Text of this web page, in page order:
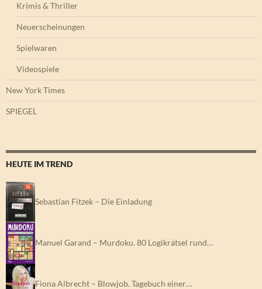
Krimis & Thriller
Neuerscheinungen
Spielwaren
Videospiele
New York Times
SPIEGEL
HEUTE IM TREND
Sebastian Fitzek – Die Einladung
Manuel Garand – Murdoku. 80 Logikrätsel rund…
Fiona Albrecht – Blowjob. Tagebuch einer…